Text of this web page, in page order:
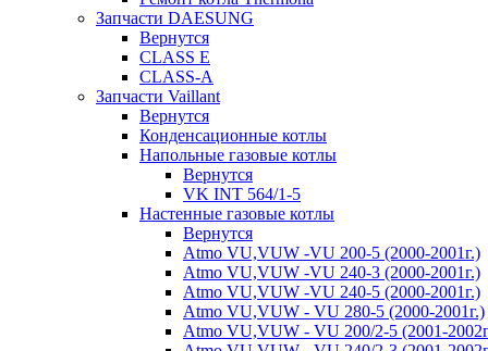
Запчасти DAESUNG
Вернутся
CLASS E
CLASS-A
Запчасти Vaillant
Вернутся
Конденсационные котлы
Напольные газовые котлы
Вернутся
VK INT 564/1-5
Настенные газовые котлы
Вернутся
Atmo VU,VUW -VU 200-5 (2000-2001г.)
Atmo VU,VUW -VU 240-3 (2000-2001г.)
Atmo VU,VUW -VU 240-5 (2000-2001г.)
Atmo VU,VUW - VU 280-5 (2000-2001г.)
Atmo VU,VUW - VU 200/2-5 (2001-